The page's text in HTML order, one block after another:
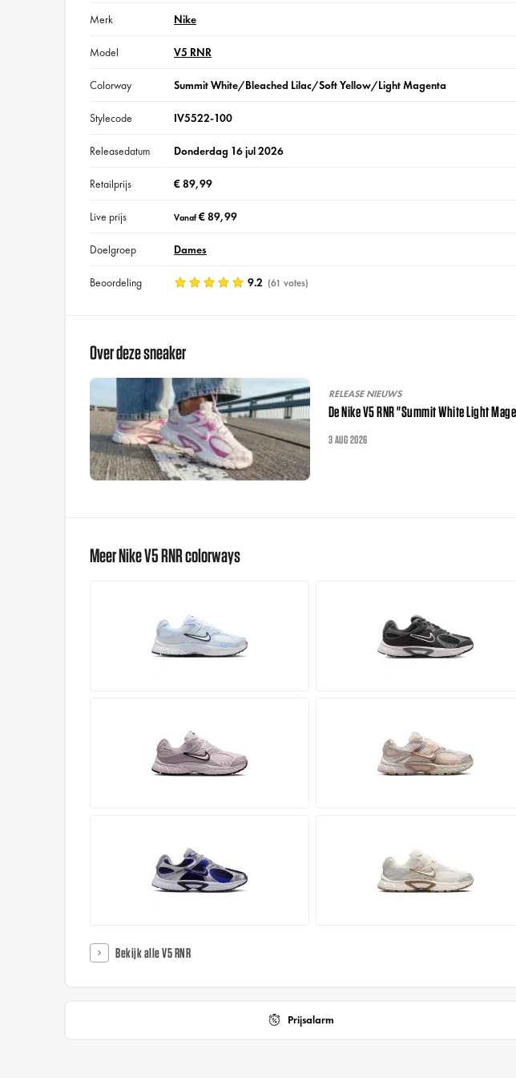
Merk Nike
Model V5 RNR
Colorway Summit White/Bleached Lilac/Soft Yellow/Light Magenta
Stylecode IV5522-100
Releasedatum Donderdag 16 jul 2026
Retailprijs € 89,99
Live prijs Vanaf€ 89,99
Doelgroep Dames
Beoordeling 9.2 (61 votes)
Over deze sneaker
RELEASE NIEUWS
De Nike V5 RNR "Summit White Light
3 AUG 2026
Meer Nike V5 RNR colorways
Bekijk alle V5 RNR
Prijsalarm